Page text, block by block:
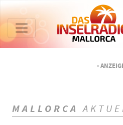
-
MALLORCA